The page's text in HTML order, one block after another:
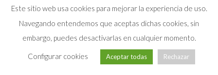
Este sitio web usa cookies para mejorar la experiencia de uso.
Navegando entendemos que aceptas dichas cookies, sin
embargo, puedes desactivarlas en cualquier momento.
Configurar cookies Aceptar todas Rechazar